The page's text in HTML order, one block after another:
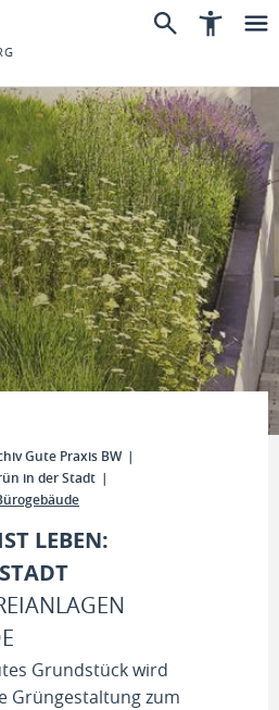
Gute Praxis BW
in der Stadt
LEBEN:
Grundstück wird
Grüngestaltung zum